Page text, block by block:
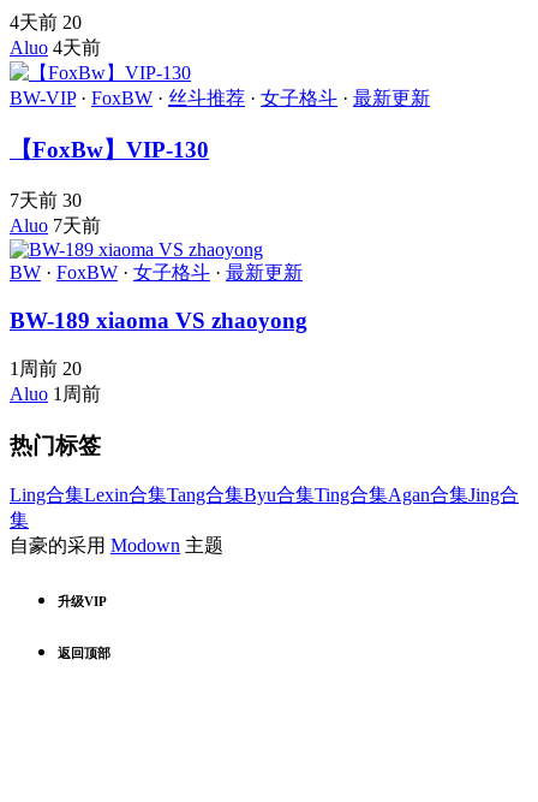
4天前 20
Aluo 4天前
BW-VIP· FoxBW · 丝斗推荐 · 女子格斗 · 最新更新
【FoxBw】VIP-130
7天前 30
Aluo 7天前
BW · FoxBW · 女子格斗 · 最新更新
BW-189 xiaoma VS zhaoyong
1周前 20
Aluo 1周前
热门标签
Ling合集Lexin合集Tang合集Byu合集Ting合集Agan合集Jing合
集
自豪的采用 Modown 主题
升级VIP
返回顶部